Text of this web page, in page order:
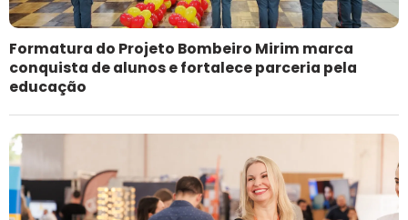
Formatura do Projeto Bombeiro Mirim marca
conquista de alunos e fortalece parceria pela
educação